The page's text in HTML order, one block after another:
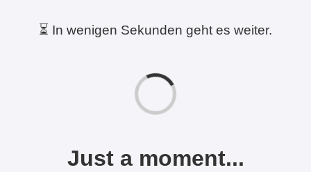
⏳ In wenigen Sekunden geht es weiter.
Just a moment...